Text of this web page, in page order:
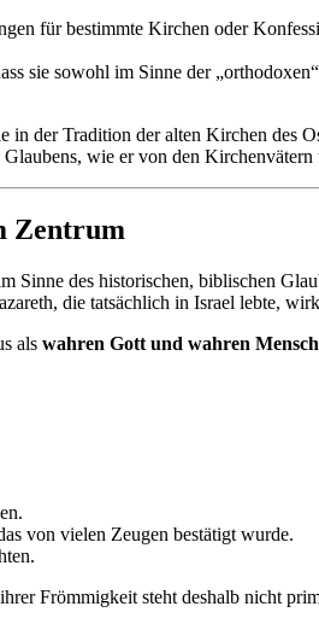
für bestimmte Kirchen oder
sie sowohl im Sinne der
der Tradition der alten Kirchen des
wie er von den
Zentrum
Sinne des historischen, biblischen
die tatsächlich in Israel lebte,
als wahren Gott und wahren
von vielen Zeugen bestätigt wurde.
Frömmigkeit steht deshalb nicht